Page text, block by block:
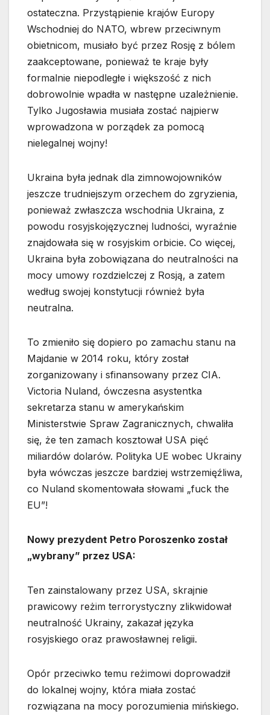
ostateczna. Przystąpienie krajów Europy
Wschodniej do NATO, wbrew przeciwnym
obietnicom, musiało być przez Rosję z bólem
zaakceptowane, ponieważ te kraje były
formalnie niepodległe i większość z nich
dobrowolnie wpadła w następne uzależnienie.
Tylko Jugosławia musiała zostać najpierw
wprowadzona w porządek za pomocą
nielegalnej wojny!
Ukraina była jednak dla zimnowojowników
jeszcze trudniejszym orzechem do zgryzienia,
ponieważ zwłaszcza wschodnia Ukraina, z
powodu rosyjskojęzycznej ludności, wyraźnie
znajdowała się w rosyjskim orbicie. Co więcej,
Ukraina była zobowiązana do neutralności na
mocy umowy rozdzielczej z Rosją, a zatem
według swojej konstytucji również była
neutralna.
To zmieniło się dopiero po zamachu stanu na
Majdanie w 2014 roku, który został
zorganizowany i sfinansowany przez CIA.
Victoria Nuland, ówczesna asystentka
sekretarza stanu w amerykańskim
Ministerstwie Spraw Zagranicznych, chwaliła
się, że ten zamach kosztował USA pięć
miliardów dolarów. Polityka UE wobec Ukrainy
była wówczas jeszcze bardziej wstrzemięźliwa,
co Nuland skomentowała słowami „fuck the
EU”!
Nowy prezydent Petro Poroszenko został
„wybrany” przez USA:
Ten zainstalowany przez USA, skrajnie
prawicowy reżim terrorystyczny zlikwidował
neutralność Ukrainy, zakazał języka
rosyjskiego oraz prawosławnej religii.
Opór przeciwko temu reżimowi doprowadził
do lokalnej wojny, która miała zostać
rozwiązana na mocy porozumienia mińskiego.